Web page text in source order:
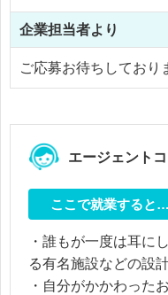
企業担当者より
ご応募お待ちしており
エージェント
ここで就業すると…
・誰もが一度は耳に
る有名施設などの設
・自分がかかわった